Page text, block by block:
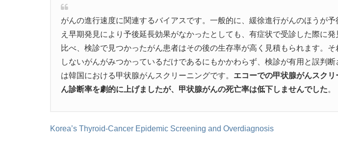
がんの進行速度に関連するバイアスです。一般的に、緩徐進行がんのほうが予
え早期発見により予後延長効果がなかったとしても、有症状で受診した際に発
比べ、検診で見つかったがん患者はその後の生存率が高く見積もられます。
しないがんがみつかっているだけであるにもかかわらず、検診が有用と誤判
は韓国における甲状腺がんスクリーニングです。 エコーでの甲状腺がんスク
ん診断率を劇的に上げましたが、甲状腺がんの死亡率は低下しませんでした。
Korea’s Thyroid-Cancer Epidemic Screening and Overdiagnosis